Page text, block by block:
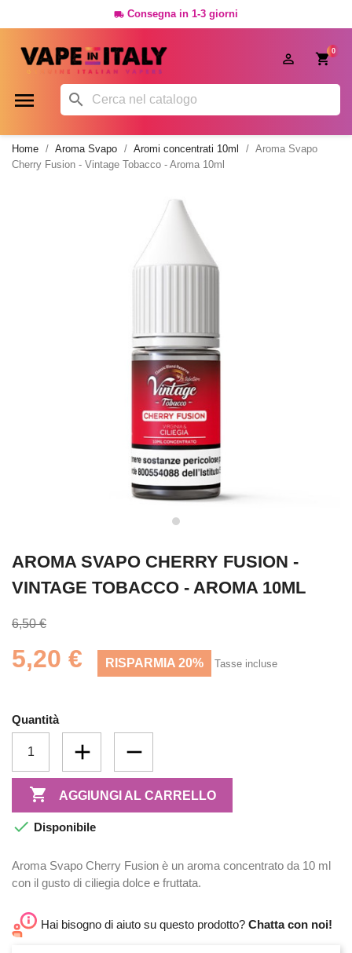
 Consegna in 1-3 giorni
0

 
Home Aroma Svapo Aromi concentrati 10ml
Aroma Svapo
Cherry Fusion - Vintage Tobacco - Aroma 10ml
AROMA SVAPO CHERRY FUSION -
VINTAGE TOBACCO - AROMA 10ML
6,50 €
5,20 € RISPARMIA 20% Tasse incluse
Quantità
 AGGIUNGI AL CARRELLO
 Disponibile
Aroma Svapo Cherry Fusion è un aroma concentrato da 10 ml
con il gusto di ciliegia dolce e fruttata.
Hai bisogno di aiuto su questo prodotto? Chatta con noi!